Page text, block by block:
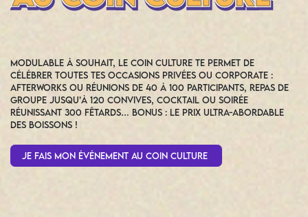
Modulable à souhait, le coin culture te permet de
célébrer toutes tes occasions privées ou corporate :
afterworks ou réunions de 40 à 100 participants, repas de
groupe jusqu’à 120 convives, cocktail ou soirée
réunissant 300 fêtards… Bonus : le prix ultra-abordable
des boissons !
Je fais mon événement au coin culture